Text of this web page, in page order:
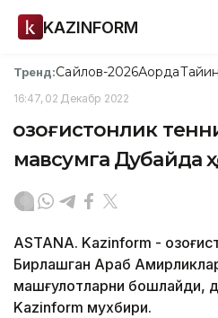
KAZINFORM
Тренд:Сайлов-2026Ақорда
16:47, 02 Декабр 2022
Қозоғистонлик
мавсумга Дубайда
ASTANA. Kazinform -
Бирлашган Араб
машғулотларни бошлайди,
Kazinform мухбири.